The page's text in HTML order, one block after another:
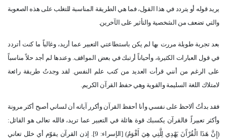
يريد قوله أو يتردد في هذا القول، فما هي الطريقة المناسبة للتغلب على هذه الصعوبة
والتي تضعف من الشخصية والتأثير على الآخرين.
بعد تجربة طويلة مررت بها لم يكن باستطاعتي التعبير عما أريد، وغالباً ما كنت أتردد
في قول العبارات الكثيرة، وأحياناً أرتبك في بعض المواقف. وعندها لم أجد حلاً مناسباً
على الرغم من أنني قرأت العديد من كتب علم النفس. لقد وجدتُ طريقة رائعة
لامتلاك اللغة السليمة والقوية وهي حفظ القرآن الكريم.
فقد بدأتُ ألاحظ على نفسي وأنا أحفظ القرآن وأكرر آياته أن لساني أصبح أكثر مرونة
وأكثر تعبيراً. فالقرآن يكسبك قوة هائلة في التعبير عما تريد، فالله تعالى هو القائل:
(إِنَّ هَذَا الْقُرْآَنَ يَهْدِي لِلَّتِي هِيَ أَقْوَمُ) [الإسراء: 9]. إذن القرآن يقوّم أي خلل تعاني